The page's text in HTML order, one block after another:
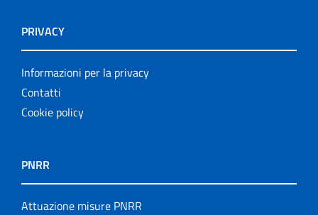
PRIVACY
Informazioni per la privacy
Contatti
Cookie policy
PNRR
Attuazione misure PNRR